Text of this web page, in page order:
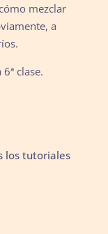
mezclar
a
clase.
los tutoriales